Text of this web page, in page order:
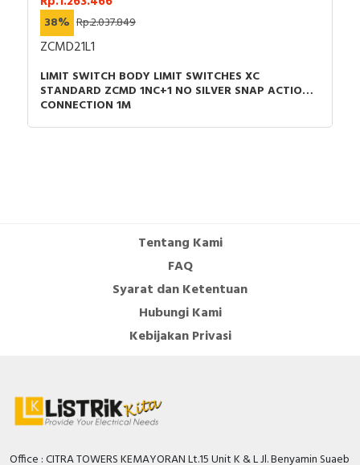
38% Rp.2.037.849
ZCMD21L1
LIMIT SWITCH BODY LIMIT SWITCHES XC
STANDARD ZCMD 1NC+1 NO SILVER SNAP ACTION
CONNECTION 1M
Tentang Kami
FAQ
Syarat dan Ketentuan
Hubungi Kami
Kebijakan Privasi
Office : CITRA TOWERS KEMAYORAN Lt.15 Unit K & L Jl. Benyamin Suaeb